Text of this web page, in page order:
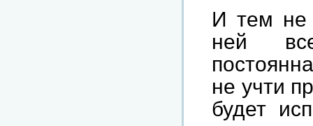
И тем не
ней
не учти
будет